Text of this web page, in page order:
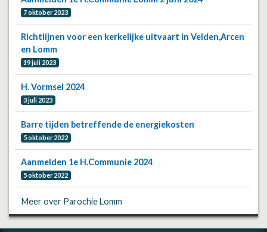
7 oktober 2023
Richtlijnen voor een kerkelijke uitvaart in Velden,Arcen
en Lomm
19 juli 2023
H. Vormsel 2024
3 juli 2023
Barre tijden betreffende de energiekosten
5 oktober 2022
Aanmelden 1e H.Communie 2024
5 oktober 2022
Meer over Parochie Lomm